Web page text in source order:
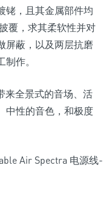
铑，且其金属部件均
覆，求其柔软性并对
屏蔽，以及两层抗磨
作。
来全景式的音场、活
中性的音色，和极度